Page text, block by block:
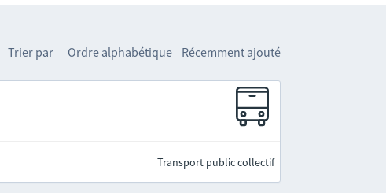
Trier par Ordre alphabétique Récemment ajouté
Transport public collectif